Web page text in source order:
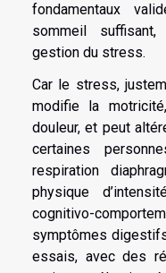
fondamentaux
sommeil
gestion du stress.
Car le stress,
modifie la
douleur, et peut
certaines
respiration
physique
cognitivo-
symptômes
essais, avec des